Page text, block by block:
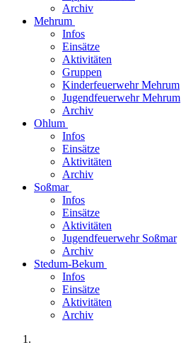
Archiv
Mehrum
Infos
Einsätze
Aktivitäten
Gruppen
Kinderfeuerwehr Mehrum
Jugendfeuerwehr Mehrum
Archiv
Ohlum
Infos
Einsätze
Aktivitäten
Archiv
Soßmar
Infos
Einsätze
Aktivitäten
Jugendfeuerwehr Soßmar
Archiv
Stedum-Bekum
Infos
Einsätze
Aktivitäten
Archiv